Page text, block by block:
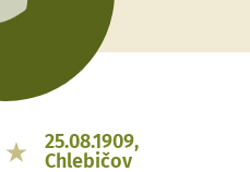
25.08.1909,
Chlebičov